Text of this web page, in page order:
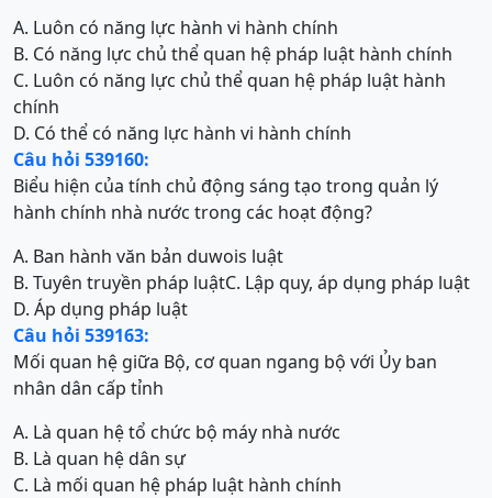
A. Luôn có năng lực hành vi hành chính
B. Có năng lực chủ thể quan hệ pháp luật hành chính
C. Luôn có năng lực chủ thể quan hệ pháp luật hành
chính
D. Có thể có năng lực hành vi hành chính
Câu hỏi 539160:
Biểu hiện của tính chủ động sáng tạo trong quản lý
hành chính nhà nước trong các hoạt động?
A. Ban hành văn bản duwois luật
B. Tuyên truyền pháp luậtC. Lập quy, áp dụng pháp luật
D. Áp dụng pháp luật
Câu hỏi 539163:
Mối quan hệ giữa Bộ, cơ quan ngang bộ với Ủy ban
nhân dân cấp tỉnh
A. Là quan hệ tổ chức bộ máy nhà nước
B. Là quan hệ dân sự
C. Là mối quan hệ pháp luật hành chính